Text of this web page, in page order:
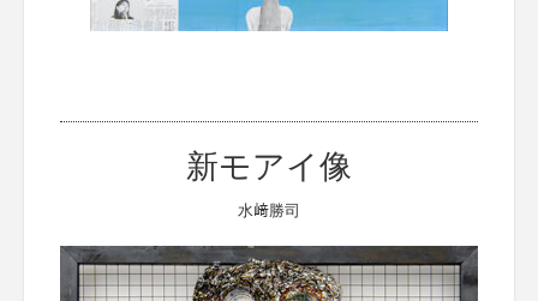
新モアイ像
水﨑勝司